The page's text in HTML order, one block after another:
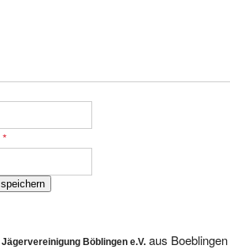
*
Jägervereinigung Böblingen e.V. aus